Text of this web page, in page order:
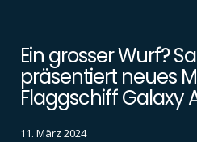
Ein grosser Wurf?
präsentiert neues
Flaggschiff Galaxy
11. März 2024